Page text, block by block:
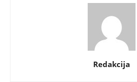
Redakcija